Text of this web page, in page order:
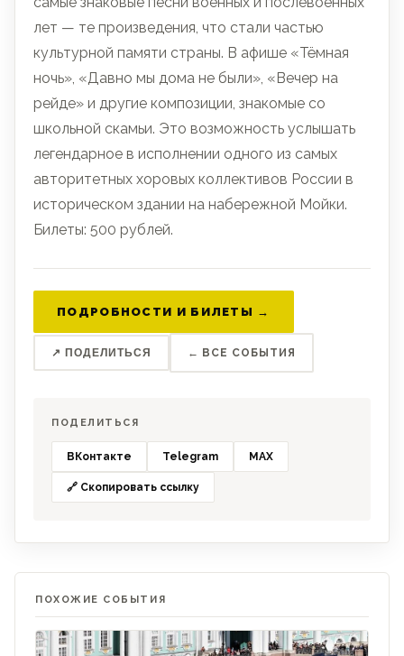
лет — те произведения, что стали частью
культурной памяти страны. В афише «Тёмная
ночь», «Давно мы дома не были», «Вечер на
рейде» и другие композиции, знакомые со
школьной скамьи. Это возможность услышать
легендарное в исполнении одного из самых
авторитетных хоровых коллективов России в
историческом здании на набережной Мойки.
Билеты: 500 рублей.
ПОДРОБНОСТИ И БИЛЕТЫ →
↗ ПОДЕЛИТЬСЯ ← ВСЕ СОБЫТИЯ
ПОДЕЛИТЬСЯ
ВКонтакте Telegram MAX
🔗 Скопировать ссылку
ПОХОЖИЕ СОБЫТИЯ